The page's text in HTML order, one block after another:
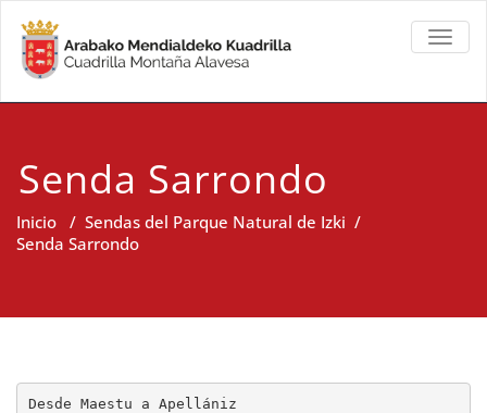
Senda Sarrondo
Inicio / Sendas del Parque Natural de Izki /
Senda Sarrondo
Desde Maestu a Apellániz